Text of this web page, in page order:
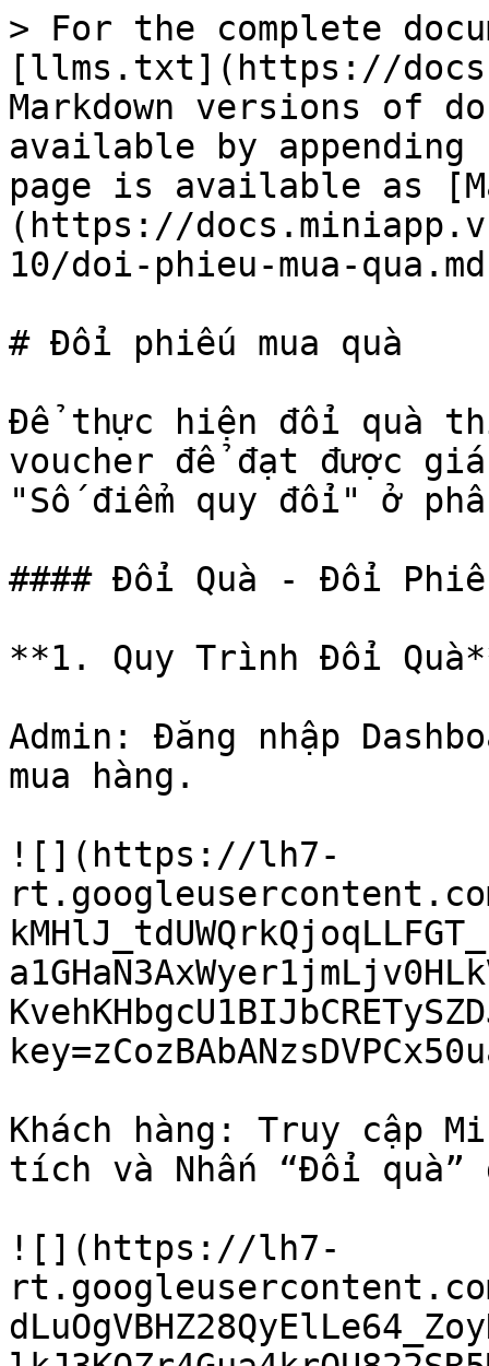
> For the complete
[llms.txt](https://
Markdown versions of
available by
page is available as
(https://
10/doi-phieu-mua-
# Đổi phiếu mua quà
Để thực hiện đổi quà
voucher để đạt được
"Số điểm quy đổi" ở
#### Đổi Quà - Đổi
**1. Quy Trình Đổi
Admin: Đăng nhập
mua hàng.
![](https://lh7-
rt.googleusercontent.com/
Khách hàng: Truy cập
tích và Nhấn “Đổi
![](https://lh7-